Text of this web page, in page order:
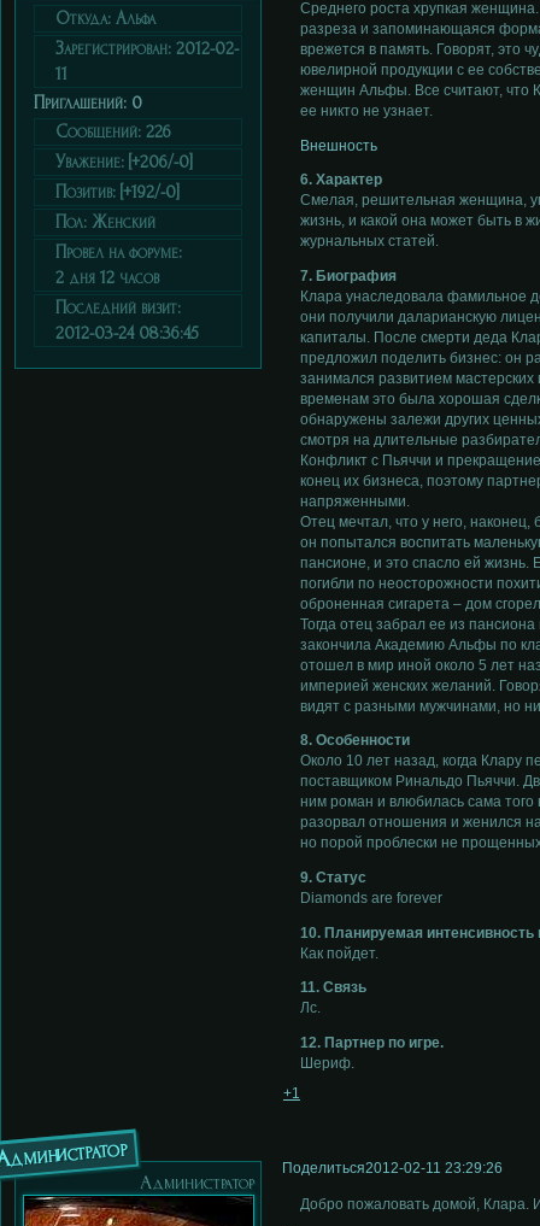
Откуда: Альфа
Зарегистрирован: 2012-02-
11
Приглашений: 0
Сообщений: 226
Уважение: [+206/-0]
Позитив: [+192/-0]
Пол: Женский
Провел на форуме:
2 дня 12 часов
Последний визит:
2012-03-24 08:36:45
Среднего роста хрупкая
разреза и запоминающаяся
врежется в память. Говорят, это
ювелирной продукции с ее
женщин Альфы. Все считают, что
ее никто не узнает.
Внешность
6. Характер
Смелая, решительная женщина,
жизнь, и какой она может быть в
журнальных статей.
7. Биография
Клара унаследовала фамильное
они получили даларианскую
капиталы. После смерти деда
предложил поделить бизнес: он
занимался развитием
временам это была хорошая
обнаружены залежи других
смотря на длительные
Конфликт с Пьяччи и
конец их бизнеса, поэтому
напряженными.
Отец мечтал, что у него, наконец,
он попытался воспитать
пансионе, и это спасло ей жизнь.
погибли по неосторожности
оброненная сигарета – дом
Тогда отец забрал ее из
закончила Академию Альфы по
отошел в мир иной около 5 лет
империей женских желаний.
видят с разными мужчинами, но
8. Особенности
Около 10 лет назад, когда Клару
поставщиком Ринальдо Пьяччи.
ним роман и влюбилась сама
разорвал отношения и женился
но порой проблески не
9. Статус
Diamonds are forever
10. Планируемая
Как пойдет.
11. Связь
Лс.
12. Партнер по игре.
Шериф.
+1
Поделиться2012-02-11 23:29:26
Администратор
Добро пожаловать домой, Клара.